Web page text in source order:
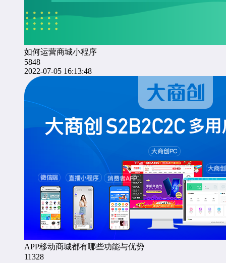
如何运营商城小程序
5848
2022-07-05 16:13:48
APP移动商城都有哪些功能与优势
11328